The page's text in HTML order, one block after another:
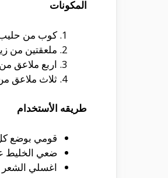
المكونات
كوب من حليب
ملعقتين من
اربع ملاعق
ثلاث ملاعق
طريقه الأستخدام
قومي بوضع
ضعي الخليط
اغسلي الشعر